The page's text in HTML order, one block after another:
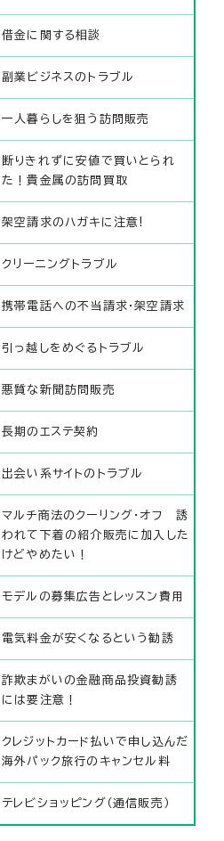
借金に関する相談
副業ビジネスのトラブル
一人暮らしを狙う訪問販売
断りきれずに安値で買いとられ
た！貴金属の訪問買取
架空請求のハガキに注意!
クリーニングトラブル
携帯電話への不当請求・架空請求
引っ越しをめぐるトラブル
悪質な新聞訪問販売
長期のエステ契約
出会い系サイトのトラブル
マルチ商法のクーリング・オフ 誘
われて下着の紹介販売に加入した
けどやめたい！
モデルの募集広告とレッスン費用
電気料金が安くなるという勧誘
詐欺まがいの金融商品投資勧誘
には要注意！
クレジットカード払いで申し込んだ
海外パック旅行のキャンセル料
テレビショッピング（通信販売）